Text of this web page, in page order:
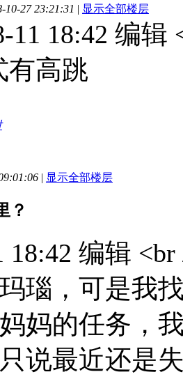
10-27 23:21:31 | 显示全部楼层
11 18:42 编
有高跳
| 显示全部楼层
？
18:42 编辑
瑙，可是我
妈的任务，
说最近还是